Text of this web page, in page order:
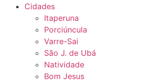
Cidades
Itaperuna
Porciúncula
Varre-Sai
São J. de Ubá
Natividade
Bom Jesus